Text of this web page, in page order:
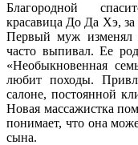
Благородной
красавица До Да Хэ, за
Первый муж изменял
часто выпивал. Ее
«Необыкновенная
любит походы.
салоне, постоянной
Новая массажистка
понимает, что она
сына.